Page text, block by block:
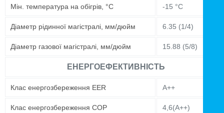
Мін. температура на обігрів, °C -15 °C
Діаметр рідинної магістралі, мм/дюйм 6.35 (1/4)
Діаметр газової магістралі, мм/дюйм 15.88 (5/8)
ЕНЕРГОЕФЕКТИВНІСТЬ
Клас енергозбереження EER A++
Клас енергозбереження COP 4,6(A++)